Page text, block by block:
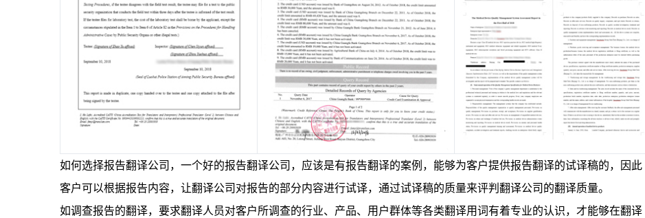
如何选择报告翻译公司，一个好的报告翻译公司，应该是有报告翻译的案例，能够为客户提供报告翻译的试译稿的，因此
客户可以根据报告内容，让翻译公司对报告的部分内容进行试译，通过试译稿的质量来评判翻译公司的翻译质量。
如调查报告的翻译，要求翻译人员对客户所调查的行业、产品、用户群体等各类翻译用词有着专业的认识，才能够在翻译